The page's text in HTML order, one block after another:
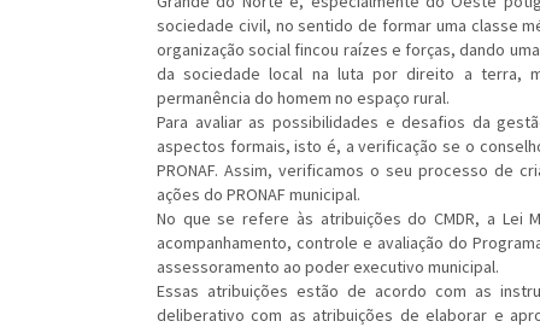
sociedade civil, no sentido de formar uma classe
organização social fincou raízes e forças, dando
da sociedade local na luta por direito a terra,
permanência do homem no espaço rural.
Para avaliar as possibilidades e desafios da
aspectos formais, isto é, a verificação se o
PRONAF. Assim, verificamos o seu processo de
ações do PRONAF municipal.
No que se refere às atribuições do CMDR, a Lei
acompanhamento, controle e avaliação do
assessoramento ao poder executivo municipal.
Essas atribuições estão de acordo com as
deliberativo com as atribuições de elaborar e